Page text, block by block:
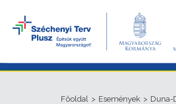
Főoldal > Események > Duna-